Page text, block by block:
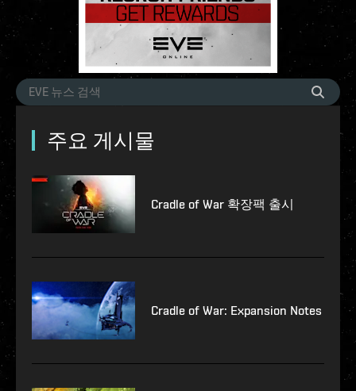
주요 게시물
Cradle of War 확장팩 출시
Cradle of War: Expansion Notes